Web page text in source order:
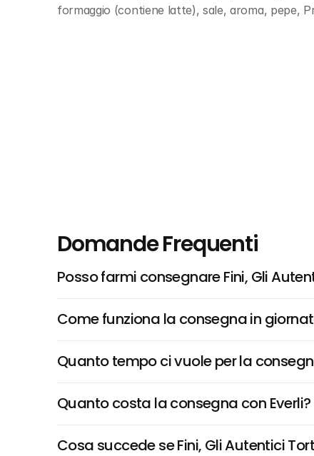
formaggio (contiene latte), sale, aroma, pepe,
Domande Frequenti
Posso farmi consegnare Fini, Gli
Come funziona la consegna in
Quanto tempo ci vuole per la
Quanto costa la consegna con Everli?
Cosa succede se Fini, Gli Autentici